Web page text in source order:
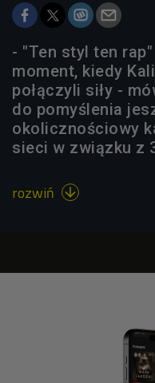
- "Ten styl ten
moment, kiedy
połączyli siły -
do pomyślenia
okolicznościowy
sieci w związku z
rozwiń 